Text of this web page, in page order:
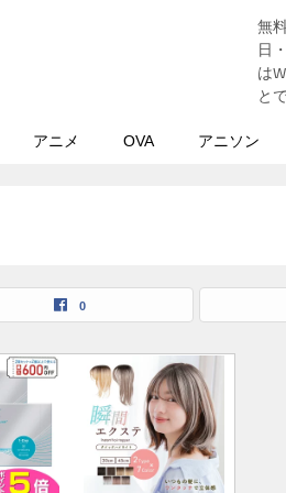
無
日
は
と
アニメ OVA アニソン
0